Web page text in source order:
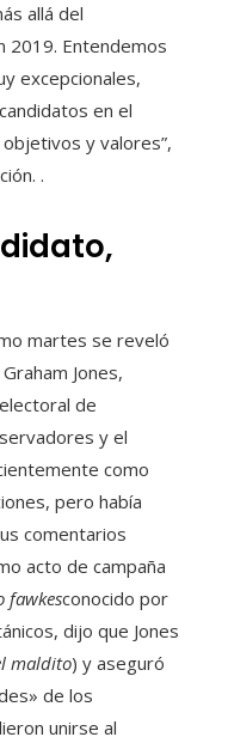
allá del
2019. Entendemos
excepcionales,
en el
y valores”,
.
martes se reveló
Jones,
de
y el
como
pero había
comentarios
acto de campaña
fawkesconocido por
dijo que Jones
maldito) y aseguró
de los
unirse al